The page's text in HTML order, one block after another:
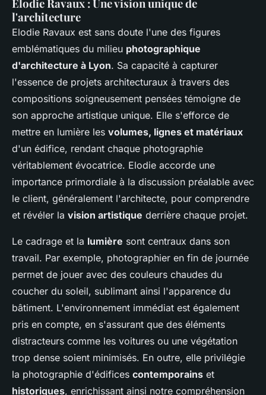
Elodie Ravaux : Une vision unique de
l'architecture
Elodie Ravaux est sans doute l'une des figures
emblématiques du milieu photographique
d'architecture à Lyon. Sa capacité à capturer
l'essence de projets architecturaux à travers des
compositions soigneusement pensées témoigne de
son approche artistique unique. Elle s'efforce de
mettre en lumière les volumes, lignes et matériaux
d'un édifice, rendant chaque photographie
véritablement évocatrice. Elodie accorde une
importance primordiale à la discussion préalable avec
le client, généralement l'architecte, pour comprendre
et révéler la vision artistique derrière chaque projet.
Le cadrage et la lumière sont centraux dans son
travail. Par exemple, photographier en fin de journée
permet de jouer avec des couleurs chaudes du
coucher du soleil, sublimant ainsi l'apparence du
bâtiment. L'environnement immédiat est également
pris en compte, en s'assurant que des éléments
distracteurs comme les voitures ou une végétation
trop dense soient minimisés. En outre, elle privilégie
la photographie d'édifices contemporains et
historiques, enrichissant ainsi notre compréhension